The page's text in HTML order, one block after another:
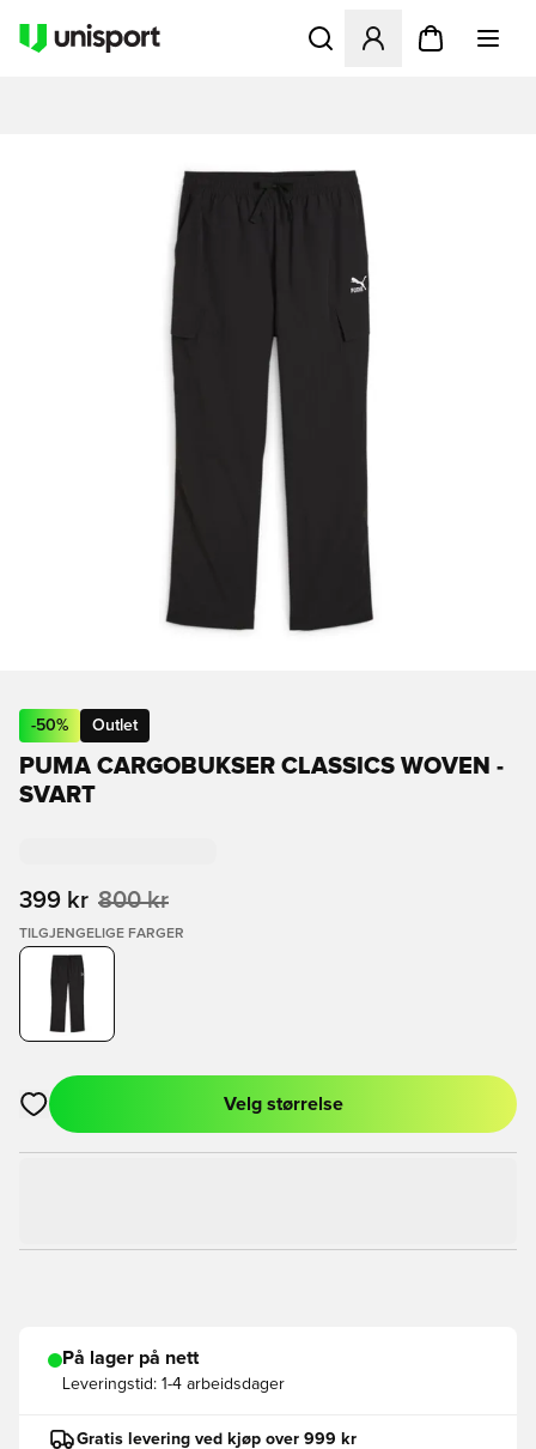
Åpner en Modal for å
-50% Outlet
PUMA CARGOBUKSER CLASSICS WOVEN -
SVART
399 kr 800 kr
TILGJENGELIGE FARGER
Åpner en Modal for å logge inn eller registrere deg som
Velg størrelse
På lager på nett
Leveringstid: 1-4 arbeidsdager
Gratis levering ved kjøp over 999 kr